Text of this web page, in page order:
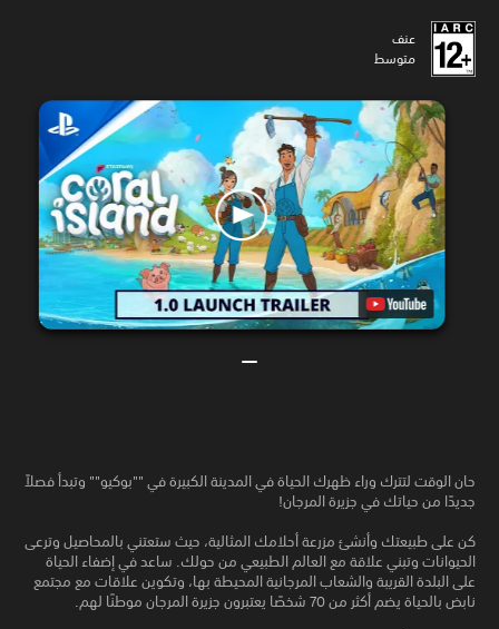
عنف
متوسط
حان الوقت لتترك وراء ظهرك الحياة في المدينة الكبيرة في ""بوكيو"" وتبدأ فصلاً
جديدًا من حياتك في جزيرة المرجان!
كن على طبيعتك وأنشئ مزرعة أحلامك المثالية، حيث ستعتني بالمحاصيل وترعى
الحيوانات وتبني علاقة مع العالم الطبيعي من حولك. ساعد في إضفاء الحياة
على البلدة القريبة والشعاب المرجانية المحيطة بها، وتكوين علاقات مع مجتمع
نابض بالحياة يضم أكثر من 70 شخصًا يعتبرون جزيرة المرجان موطنًا لهم.